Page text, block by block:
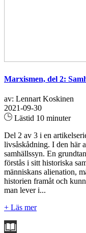
Marxismen, del 2:
av: Lennart Koskinen
2021-09-30
Lästid 10 minuter
Del 2 av 3 i en
livsåskådning. I den här
samhällssyn. En
förstås i sitt historiska
människans alienation,
historien framåt och
man lever i...
+ Läs mer